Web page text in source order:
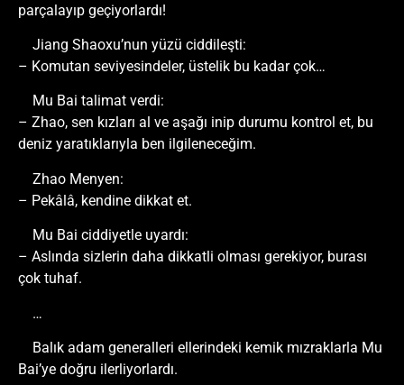
parçalayıp geçiyorlardı!
Jiang Shaoxu’nun yüzü ciddileşti:
– Komutan seviyesindeler, üstelik bu kadar çok…
Mu Bai talimat verdi:
– Zhao, sen kızları al ve aşağı inip durumu kontrol et, bu
deniz yaratıklarıyla ben ilgileneceğim.
Zhao Menyen:
– Pekâlâ, kendine dikkat et.
Mu Bai ciddiyetle uyardı:
– Aslında sizlerin daha dikkatli olması gerekiyor, burası
çok tuhaf.
…
Balık adam generalleri ellerindeki kemik mızraklarla Mu
Bai’ye doğru ilerliyorlardı.